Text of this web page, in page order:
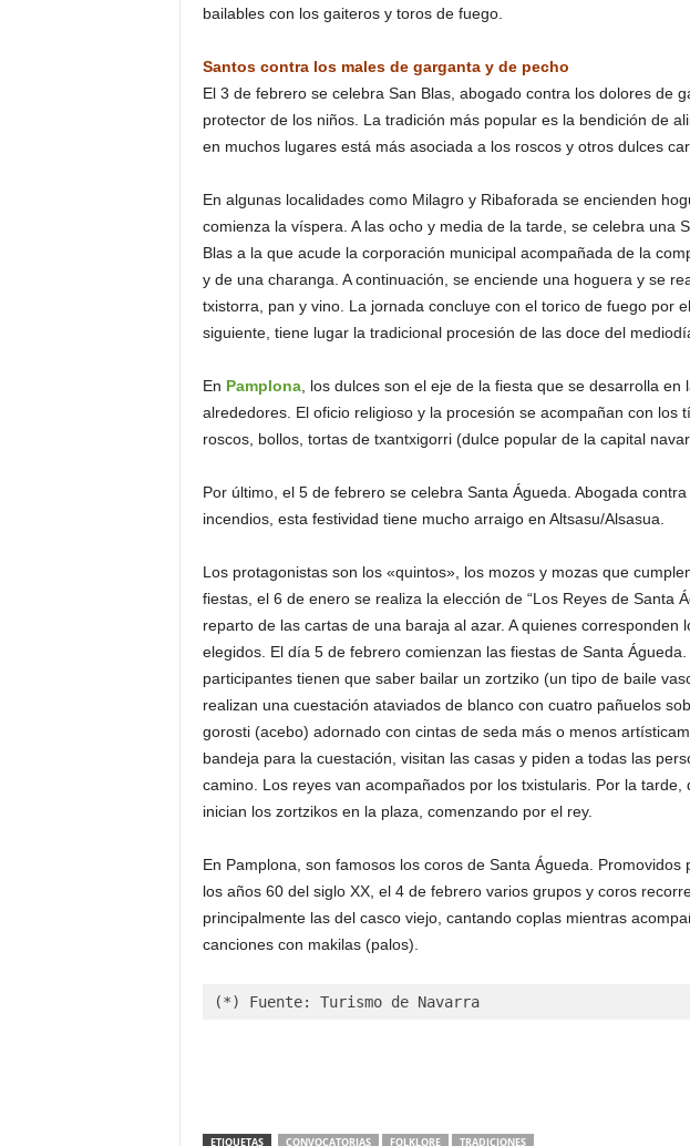
bailables con los gaiteros y toros de fuego.
Santos contra los males de garganta y de pecho
El 3 de febrero se celebra San Blas, abogado contra los dolores de
protector de los niños. La tradición más popular es la bendición de
en muchos lugares está más asociada a los roscos y otros dulces
En algunas localidades como Milagro y Ribaforada se encienden
comienza la víspera. A las ocho y media de la tarde, se celebra una
Blas a la que acude la corporación municipal acompañada de la
y de una charanga. A continuación, se enciende una hoguera y se
txistorra, pan y vino. La jornada concluye con el torico de fuego por
siguiente, tiene lugar la tradicional procesión de las doce del
En Pamplona, los dulces son el eje de la fiesta que se desarrolla en
alrededores. El oficio religioso y la procesión se acompañan con los
roscos, bollos, tortas de txantxigorri (dulce popular de la capital
Por último, el 5 de febrero se celebra Santa Águeda. Abogada
incendios, esta festividad tiene mucho arraigo en Altsasu/Alsasua.
Los protagonistas son los «quintos», los mozos y mozas que
fiestas, el 6 de enero se realiza la elección de “Los Reyes de Santa
reparto de las cartas de una baraja al azar. A quienes corresponden
elegidos. El día 5 de febrero comienzan las fiestas de Santa
participantes tienen que saber bailar un zortziko (un tipo de baile
realizan una cuestación ataviados de blanco con cuatro pañuelos
gorosti (acebo) adornado con cintas de seda más o menos
bandeja para la cuestación, visitan las casas y piden a todas las
camino. Los reyes van acompañados por los txistularis. Por la tarde,
inician los zortzikos en la plaza, comenzando por el rey.
En Pamplona, son famosos los coros de Santa Águeda. Promovidos
los años 60 del siglo XX, el 4 de febrero varios grupos y coros
principalmente las del casco viejo, cantando coplas mientras
canciones con makilas (palos).
(*) Fuente: Turismo de Navarra
ETIQUETAS CONVOCATORIAS FOLKLORE TRADICIONES